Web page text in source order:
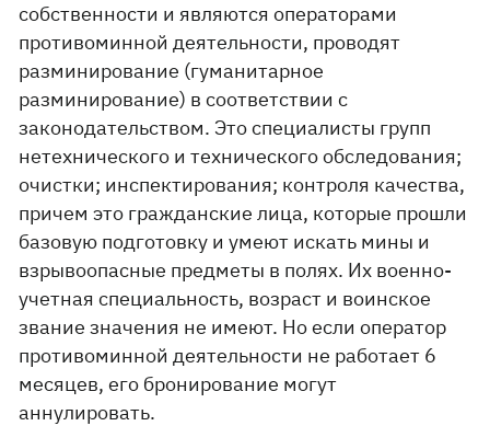
собственности и являются операторами
противоминной деятельности, проводят
разминирование (гуманитарное
разминирование) в соответствии с
законодательством. Это специалисты групп
нетехнического и технического обследования;
очистки; инспектирования; контроля качества,
причем это гражданские лица, которые прошли
базовую подготовку и умеют искать мины и
взрывоопасные предметы в полях. Их военно-
учетная специальность, возраст и воинское
звание значения не имеют. Но если оператор
противоминной деятельности не работает 6
месяцев, его бронирование могут
аннулировать.